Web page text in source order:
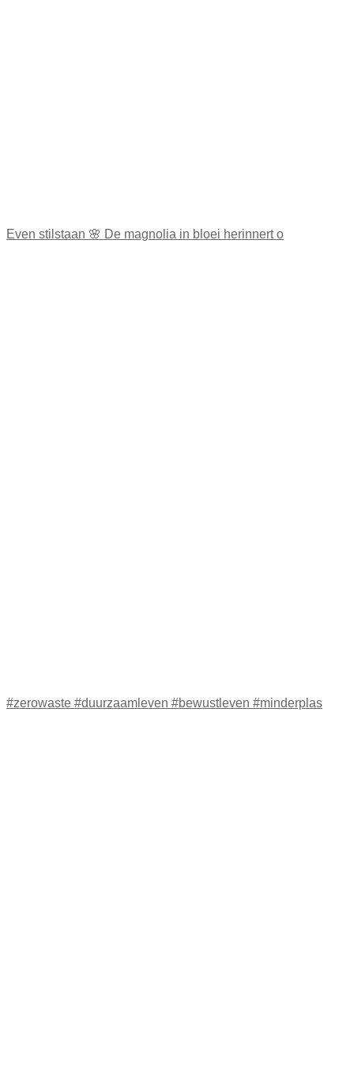
Even stilstaan 🌸 De magnolia in bloei herinnert o
#zerowaste #duurzaamleven #bewustleven #minderplas